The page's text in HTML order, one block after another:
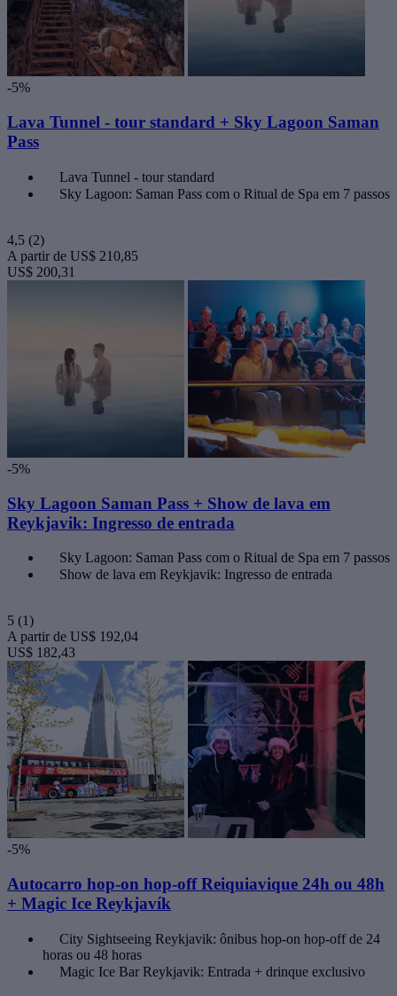
-5%
Lava Tunnel - tour standard + Sky Lagoon Saman
Pass
Lava Tunnel - tour standard
Sky Lagoon: Saman Pass com o Ritual de Spa em 7 passos
4,5 (2)
A partir de US$ 210,85
US$ 200,31
-5%
Sky Lagoon Saman Pass + Show de lava em
Reykjavik: Ingresso de entrada
Sky Lagoon: Saman Pass com o Ritual de Spa em 7 passos
Show de lava em Reykjavik: Ingresso de entrada
5 (1)
A partir de US$ 192,04
US$ 182,43
-5%
Autocarro hop-on hop-off Reiquiavique 24h ou 48h
+ Magic Ice Reykjavík
City Sightseeing Reykjavik: ônibus hop-on hop-off de 24
horas ou 48 horas
Magic Ice Bar Reykjavik: Entrada + drinque exclusivo